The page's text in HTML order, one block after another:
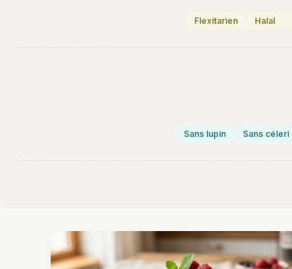
Flexitarien Halal
Sans lupin Sans céleri